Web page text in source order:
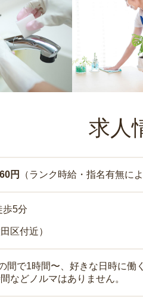
求人
円 （ランク時給・指名有無に
歩5分
区付近）
間で1時間〜、好きな日時に働
などノルマはありません。